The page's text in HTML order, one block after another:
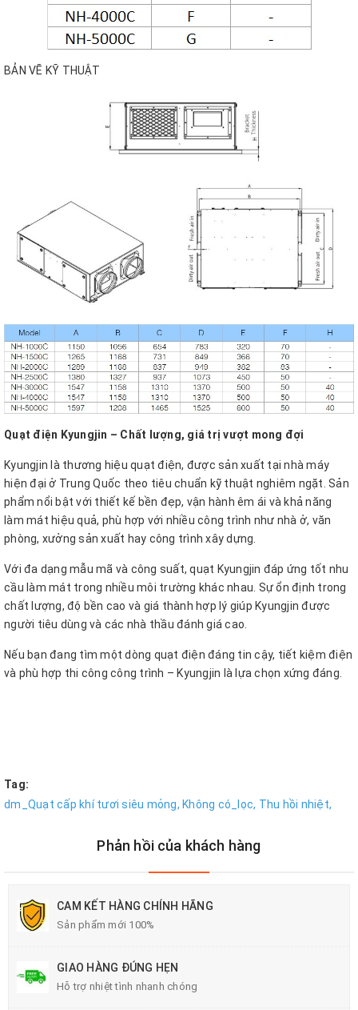
BẢN VẼ KỸ THUẬT
Quạt điện Kyungjin – Chất lượng, giá trị vượt mong đợi
Kyungjin là thương hiệu quạt điện, được sản xuất tại nhà máy
hiện đại ở Trung Quốc theo tiêu chuẩn kỹ thuật nghiêm ngặt. Sản
phẩm nổi bật với thiết kế bền đẹp, vận hành êm ái và khả năng
làm mát hiệu quả, phù hợp với nhiều công trình như nhà ở, văn
phòng, xưởng sản xuất hay công trình xây dựng.
Với đa dạng mẫu mã và công suất, quạt Kyungjin đáp ứng tốt nhu
cầu làm mát trong nhiều môi trường khác nhau. Sự ổn định trong
chất lượng, độ bền cao và giá thành hợp lý giúp Kyungjin được
người tiêu dùng và các nhà thầu đánh giá cao.
Nếu bạn đang tìm một dòng quạt điện đáng tin cậy, tiết kiệm điện
và phù hợp thi công công trình – Kyungjin là lựa chọn xứng đáng.
Tag:
dm_Quạt cấp khí tươi siêu mỏng, Không có_lọc, Thu hồi nhiệt,
Phản hồi của khách hàng
CAM KẾT HÀNG CHÍNH HÃNG
Sản phẩm mới 100%
GIAO HÀNG ĐÚNG HẸN
Hỗ trợ nhiệt tình nhanh chóng